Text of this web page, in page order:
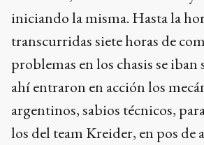
iniciando la misma. Hasta la
transcurridas siete horas de
problemas en los chasis se iban
ahí entraron en acción los
argentinos, sabios técnicos,
los del team Kreider, en pos de